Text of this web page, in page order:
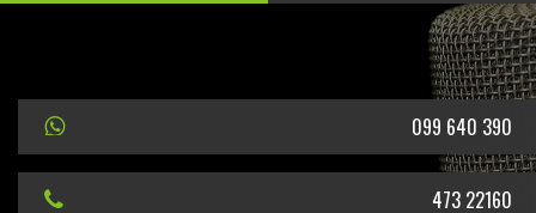
099 640 390
473 22160